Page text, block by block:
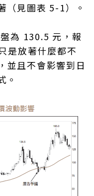
（見圖表 5-1）。
為 130.5 元，報
是放著什麼都不
並且不會影響到日
。